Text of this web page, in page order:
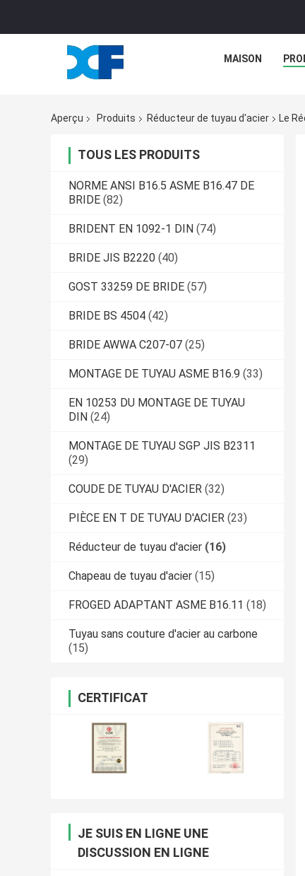
MAISON
Aperçu Produits Réducteur de tuyau d'acier Le
TOUS LES PRODUITS
NORME ANSI B16.5 ASME B16.47 DE
BRIDE (82)
BRIDENT EN 1092-1 DIN (74)
BRIDE JIS B2220 (40)
GOST 33259 DE BRIDE (57)
BRIDE BS 4504 (42)
BRIDE AWWA C207-07 (25)
MONTAGE DE TUYAU ASME B16.9 (33)
EN 10253 DU MONTAGE DE TUYAU
DIN (24)
MONTAGE DE TUYAU SGP JIS B2311
(29)
COUDE DE TUYAU D'ACIER (32)
PIÈCE EN T DE TUYAU D'ACIER (23)
Réducteur de tuyau d'acier (16)
Chapeau de tuyau d'acier (15)
FROGED ADAPTANT ASME B16.11 (18)
Tuyau sans couture d'acier au carbone
(15)
CERTIFICAT
JE SUIS EN LIGNE UNE
DISCUSSION EN LIGNE